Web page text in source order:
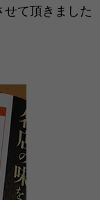
て頂きました